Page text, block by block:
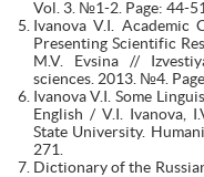
Vol. 3. №1-2. Page: 44-51.
Ivanova V.I. Academic
Presenting Scientific
M.V. Evsina //
sciences. 2013. №4.
Ivanova V.I. Some
English / V.I. Ivanova,
State University.
271.
Dictionary of the